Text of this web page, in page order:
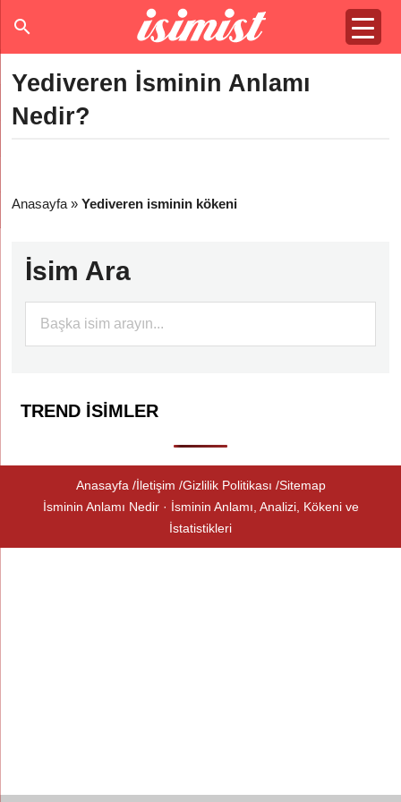
Yediveren İsminin Anlamı
Nedir?
Anasayfa »Yediveren isminin kökeni
İsim Ara
TREND İSIMLER
Anasayfa İletişim Gizlilik Politikası Sitemap
İsminin Anlamı Nedir · İsminin Anlamı, Analizi, Kökeni ve
İstatistikleri